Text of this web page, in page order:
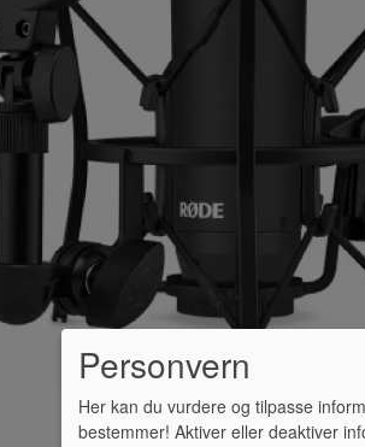
Personvern
Her kan du vurdere og tilpasse
bestemmer! Aktiver eller deaktiver